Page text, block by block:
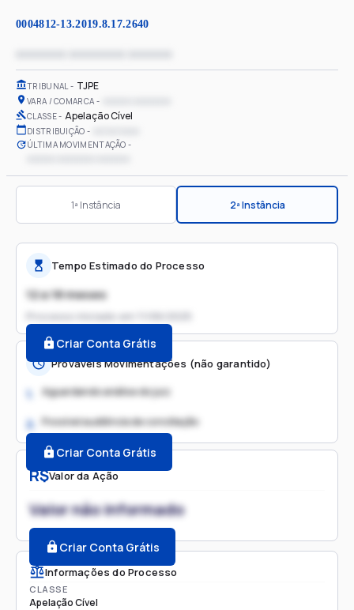
0004812-13.2019.8.17.2640
TRIBUNAL TJPE
VARA / COMARCA
CLASSE Apelação Cível
DISTRIBUIÇÃO
ÚLTIMA MOVIMENTAÇÃO
1ª Instância 2ª Instância
R$Valor da Ação
Valor não informado
Criar Conta Grátis
Informações do Processo
CLASSE
Apelação Cível
Tempo Estimado do Processo
12 a 18 meses
Processo iniciado em
Criar Conta Grátis
Prováveis Movimentações (não garantido)
1. Aguardando análise do juiz
2. Possível audiência de conciliação
Criar Conta Grátis